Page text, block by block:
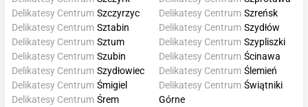
Delikatesy Centrum Szczyrzyc
Delikatesy Centrum Szreńsk
Delikatesy Centrum Sztabin
Delikatesy Centrum Sztum
Delikatesy Centrum Szubin
Delikatesy Centrum Szydłowiec
Delikatesy Centrum Szydłów
Delikatesy Centrum Szypliszki
Delikatesy Centrum Ścinawa
Delikatesy Centrum Ślemień
Delikatesy Centrum Śmigiel
Delikatesy Centrum Śrem
Delikatesy Centrum Świątniki
Górne